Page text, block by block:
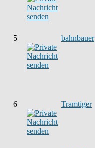
5 bahnbauer
6 Tramtiger